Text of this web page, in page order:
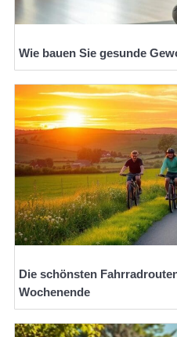
Wie bauen Sie gesunde
Die schönsten
Wochenende